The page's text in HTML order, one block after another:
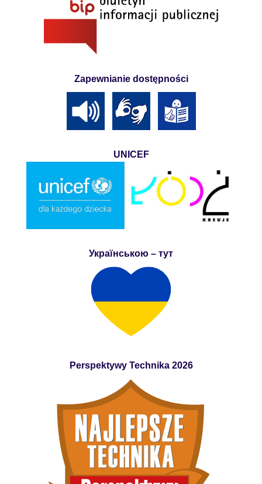
Zapewnianie dostępności
UNICEF
Українською – тут
Perspektywy Technika 2026